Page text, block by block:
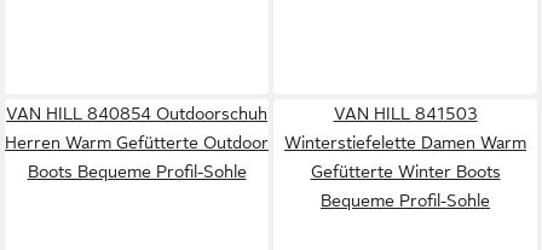
VAN HILL 840854 Outdoorschuh
Herren Warm Gefütterte Outdoor
Boots Bequeme Profil-Sohle
VAN HILL 841503
Winterstiefelette Damen Warm
Gefütterte Winter Boots
Bequeme Profil-Sohle